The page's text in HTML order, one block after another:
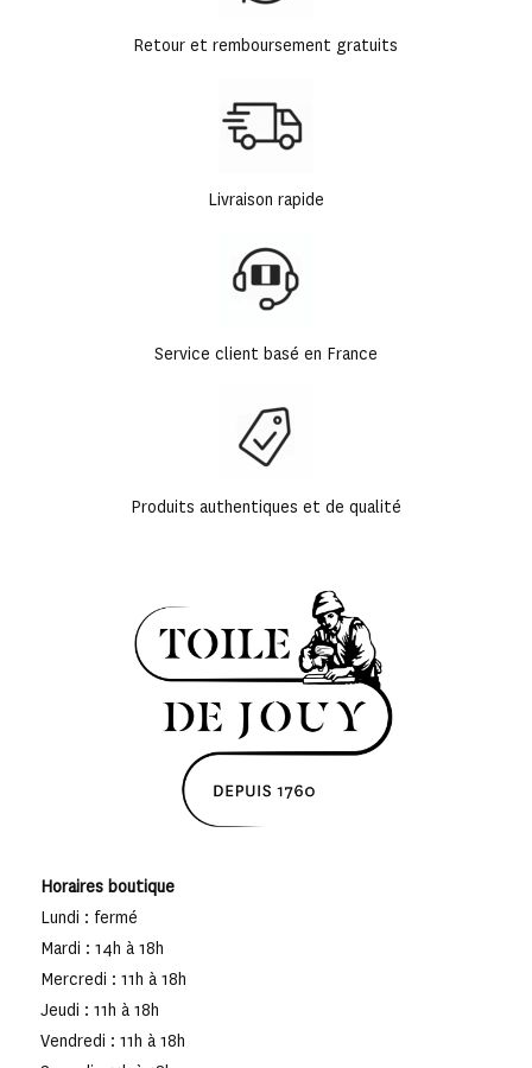
Retour et remboursement gratuits
Livraison rapide
Service client basé en France
Produits authentiques et de qualité
Horaires boutique
Lundi : fermé
Mardi : 14h à 18h
Mercredi : 11h à 18h
Jeudi : 11h à 18h
Vendredi : 11h à 18h